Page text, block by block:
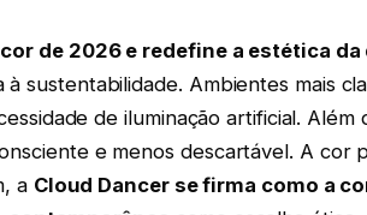
de 2026 e redefine a estética
à sustentabilidade. Ambientes mais
de iluminação artificial. Além
e menos descartável. A cor
a Cloud Dancer se firma como a